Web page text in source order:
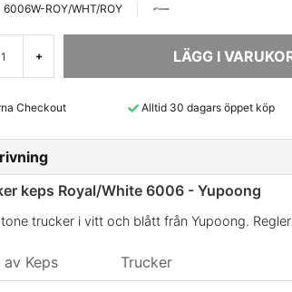
6006W-ROY/WHT/ROY
+ LÄGG I
Checkout Alltid 30 dagars öppet köp
keps Royal/White 6006 - Yupoong
trucker i vitt och blått från Yupoong.
av Keps Trucker